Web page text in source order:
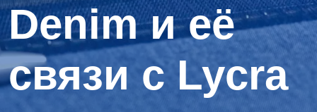
Denim и её
связи с Lycra